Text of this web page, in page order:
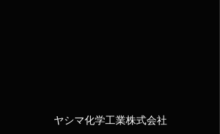
​ヤシマ化学工業株式会社